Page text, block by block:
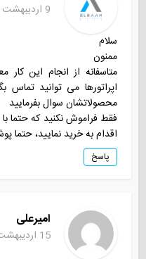
9 اردیبهشت 1396 در 8:40 ق.ظ
سلام
ممنون
متاسفانه از انجام این
اپراتورها می توانید
محصولاتشان سوال بفرمایید
فقط فراموش نکنید که حتما
اقدام به خرید نمایید، حتما
پاسخ
امیرعلی
15 اردیبهشت 1396 در 0:02 ق.ظ